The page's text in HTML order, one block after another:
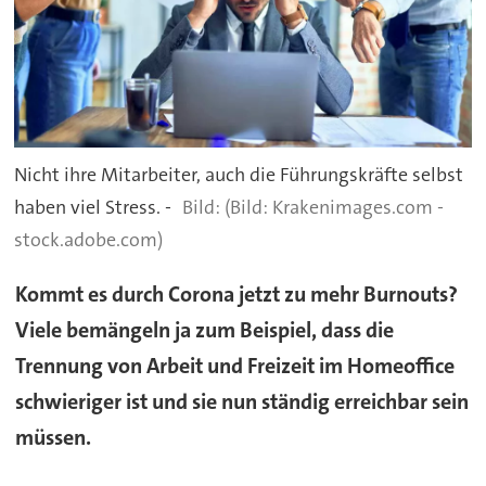
Nicht ihre Mitarbeiter, auch die Führungskräfte selbst
haben viel Stress. -
(Bild: Krakenimages.com -
stock.adobe.com)
Kommt es durch Corona jetzt zu mehr Burnouts?
Viele bemängeln ja zum Beispiel, dass die
Trennung von Arbeit und Freizeit im Homeoffice
schwieriger ist und sie nun ständig erreichbar sein
müssen.